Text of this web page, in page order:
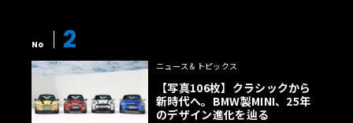
No 2
ニュース＆トピックス
【写真106枚】クラシックから
新時代へ。BMW製MINI、25年
のデザイン進化を辿る